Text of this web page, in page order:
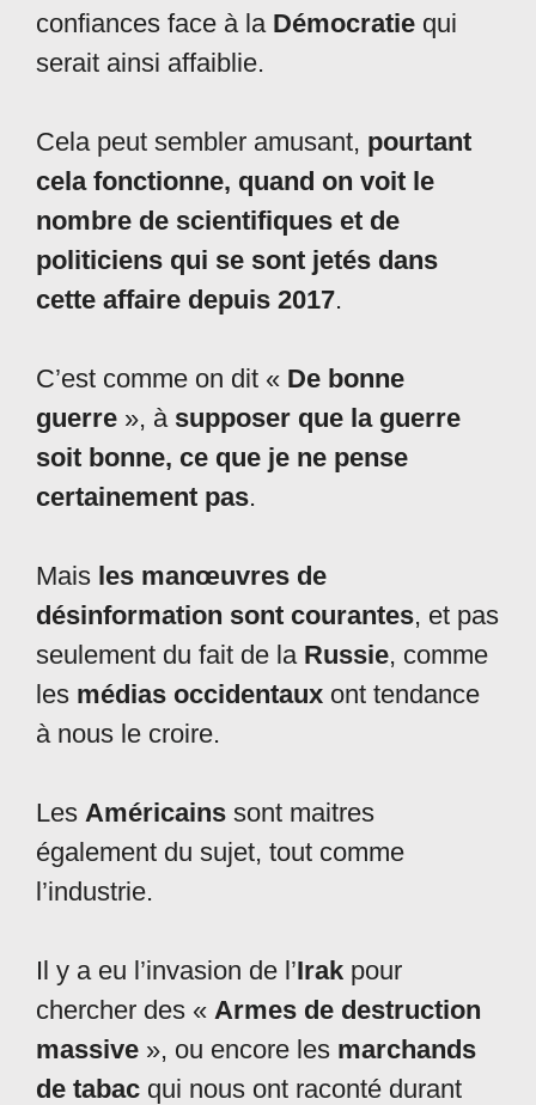
confiances face à la Démocratie qui
serait ainsi affaiblie.
Cela peut sembler amusant, pourtant
cela fonctionne, quand on voit le
nombre de scientifiques et de
politiciens qui se sont jetés dans
cette affaire depuis 2017.
C’est comme on dit « De bonne
guerre », à supposer que la guerre
soit bonne, ce que je ne pense
certainement pas.
Mais les manœuvres de
désinformation sont courantes, et pas
seulement du fait de la Russie, comme
les médias occidentaux ont tendance
à nous le croire.
Les Américains sont maitres
également du sujet, tout comme
l’industrie.
Il y a eu l’invasion de l’Irak pour
chercher des « Armes de destruction
massive », ou encore les marchands
de tabac qui nous ont raconté durant